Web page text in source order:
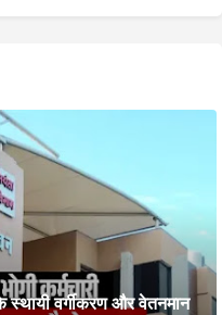
स्थायी वर्गीकरण और वेतनमान